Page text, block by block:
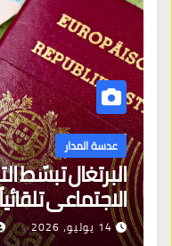
عدسة المدار
البرتغال تبسّط
جديدة لتجديد
14 يوليو، 2026